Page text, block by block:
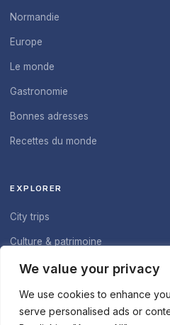
We value your privacy
We use cookies to enhance
serve personalised ads or
Normandie
Europe
Le monde
Gastronomie
Bonnes adresses
Recettes du monde
EXPLORER
City trips
Culture & patrimoine
À propos du blog
Nous contacter